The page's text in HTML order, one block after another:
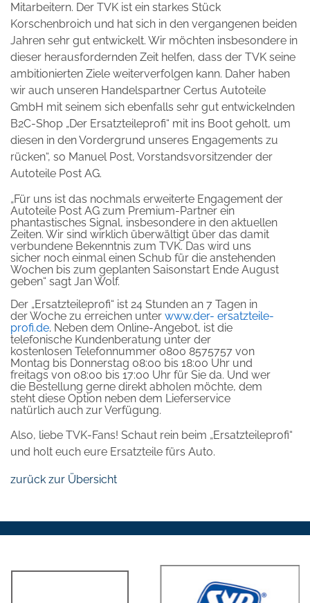
Mitarbeitern. Der TVK ist ein starkes Stück
Korschenbroich und hat sich in den vergangenen beiden
Jahren sehr gut entwickelt. Wir möchten insbesondere in
dieser herausfordernden Zeit helfen, dass der TVK seine
ambitionierten Ziele weiterverfolgen kann. Daher haben
wir auch unseren Handelspartner Certus Autoteile
GmbH mit seinem sich ebenfalls sehr gut entwickelnden
B2C-Shop „Der Ersatzteileprofi“ mit ins Boot geholt, um
diesen in den Vordergrund unseres Engagements zu
rücken“, so Manuel Post, Vorstandsvorsitzender der
Autoteile Post AG.
„Für uns ist das nochmals erweiterte Engagement der
Autoteile Post AG zum Premium-Partner ein
phantastisches Signal, insbesondere in den aktuellen
Zeiten. Wir sind wirklich überwältigt über das damit
verbundene Bekenntnis zum TVK. Das wird uns
sicher noch einmal einen Schub für die anstehenden
Wochen bis zum geplanten Saisonstart Ende August
geben“ sagt Jan Wolf.
Der „Ersatzteileprofi“ ist 24 Stunden an 7 Tagen in
der Woche zu erreichen unter www.der- ersatzteile-
profi.de. Neben dem Online-Angebot, ist die
telefonische Kundenberatung unter der
kostenlosen Telefonnummer 0800 8575757 von
Montag bis Donnerstag 08:00 bis 18:00 Uhr und
freitags von 08:00 bis 17:00 Uhr für Sie da. Und wer
die Bestellung gerne direkt abholen möchte, dem
steht diese Option neben dem Lieferservice
natürlich auch zur Verfügung.
Also, liebe TVK-Fans! Schaut rein beim „Ersatzteileprofi“
und holt euch eure Ersatzteile fürs Auto.
zurück zur Übersicht